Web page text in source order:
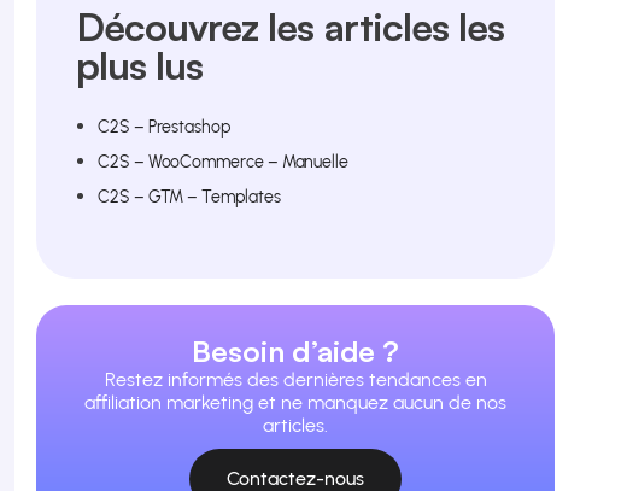
Apprenez à utiliser la plateforme pas à pas.
Découvrez les articles les
plus lus
C2S – Prestashop
C2S – WooCommerce – Manuelle
C2S – GTM – Templates
Besoin d’aide ?
Restez informés des dernières tendances en
affiliation marketing et ne manquez aucun de nos
articles.
Contactez-nous